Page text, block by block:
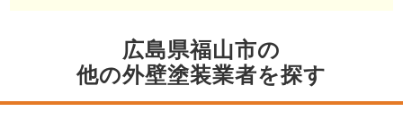
広島県福山市の
他の外壁塗装業者を探す